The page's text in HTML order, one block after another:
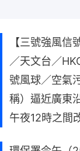
【三號強風
／天文台／
號風球／空氣
稱）逼近廣東
午夜12時之間